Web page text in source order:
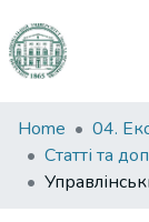
Communities
&
Collections
Home